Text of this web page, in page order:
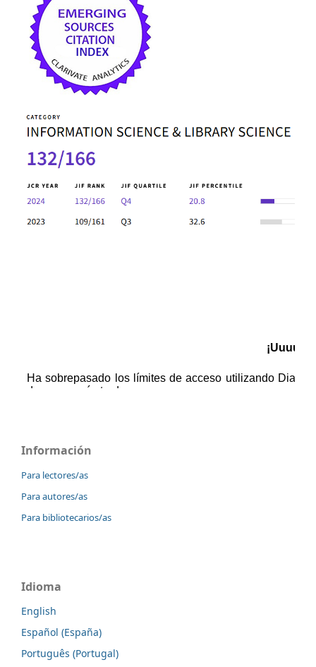
Información
Para lectores/as
Para autores/as
Para bibliotecarios/as
Idioma
English
Español (España)
Português (Portugal)